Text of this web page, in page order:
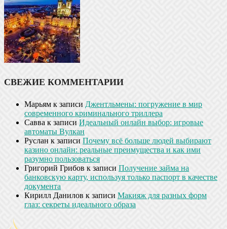
СВЕЖИЕ КОММЕНТАРИИ
Марьям к записи Джентльмены: погружение в мир
современного криминального триллера
Савва к записи Идеальный онлайн выбор: игровые
автоматы Вулкан
Руслан к записи Почему всё больше людей выбирают
казино онлайн: реальные преимущества и как ими
разумно пользоваться
Григорий Грибов к записи Получение займа на
банковскую карту, используя только паспорт в качестве
документа
Кирилл Данилов к записи Макияж для разных форм
глаз: секреты идеального образа